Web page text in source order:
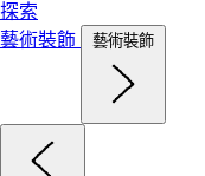
探索
藝術裝飾
藝術裝飾